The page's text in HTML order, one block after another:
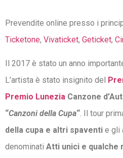
Prevendite online presso i
Ticketone, Vivaticket, Geticket,
Il 2017 è stato un anno
L’artista è stato insignito del
Premio Lunezia Canzone
“Canzoni della Cupa“. Il tour
della cupa e altri spaventi e gli
denominati Atti unici e qualche